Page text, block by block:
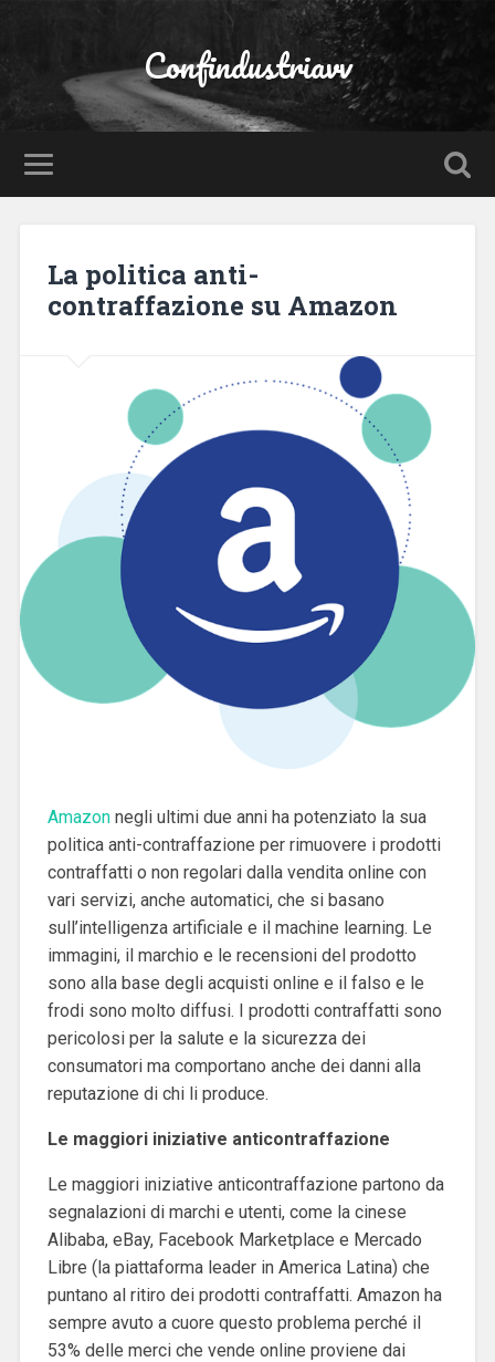
Confindustriavv
La politica anti-
contraffazione su Amazon
Amazonnegli ultimi due anni ha potenziato la sua
politica anti-contraffazione per rimuovere i prodotti
contraffatti o non regolari dalla vendita online con
vari servizi, anche automatici, che si basano
sull’intelligenza artificiale e il machine learning. Le
immagini, il marchio e le recensioni del prodotto
sono alla base degli acquisti online e il falso e le
frodi sono molto diffusi. I prodotti contraffatti sono
pericolosi per la salute e la sicurezza dei
consumatori ma comportano anche dei danni alla
reputazione di chi li produce.
Le maggiori iniziative anticontraffazione
Le maggiori iniziative anticontraffazione partono da
segnalazioni di marchi e utenti, come la cinese
Alibaba, eBay, Facebook Marketplace e Mercado
Libre (la piattaforma leader in America Latina) che
puntano al ritiro dei prodotti contraffatti. Amazon ha
sempre avuto a cuore questo problema perché il
53% delle merci che vende online proviene dai